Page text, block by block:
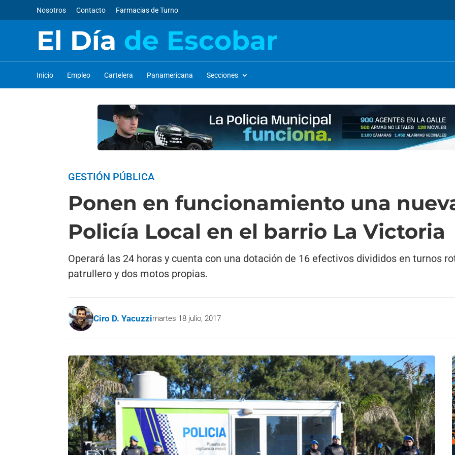
Nosotros Contacto Farmacias de Turno
El Día de Escobar
Inicio Empleo Cartelera Panamericana Secciones
GESTIÓN PÚBLICA
Ponen en funcionamiento una
Policía Local en el barrio La Victoria
Operará las 24 horas y cuenta con una dotación de 16 efectivos divididos en turnos
patrullero y dos motos propias.
Ciro D. Yacuzzimartes 18 julio, 2017